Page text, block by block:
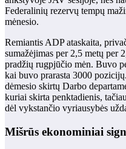
Federalinių rezervų tempų
mėnesio.
Remiantis ADP ataskaita,
sumažėjimas per 2,5 metų per
pradžių rugpjūčio mėn. Buvo
kai buvo prarasta 3000
dėmesio skirtų Darbo
kuriai skirta penktadienis,
dėl vykstančio vyriausybės
Mišrūs ekonominiai